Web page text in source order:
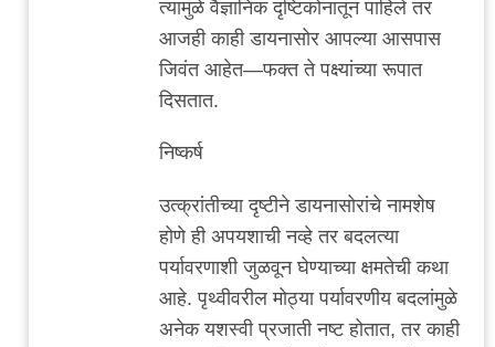
त्यामुळे वैज्ञानिक दृष्टिकोनातून पाहिले तर
आजही काही डायनासोर आपल्या आसपास
जिवंत आहेत—फक्त ते पक्ष्यांच्या रूपात
दिसतात.
निष्कर्ष
उत्क्रांतीच्या दृष्टीने डायनासोरांचे नामशेष
होणे ही अपयशाची नव्हे तर बदलत्या
पर्यावरणाशी जुळवून घेण्याच्या क्षमतेची कथा
आहे. पृथ्वीवरील मोठ्या पर्यावरणीय बदलांमुळे
अनेक यशस्वी प्रजाती नष्ट होतात, तर काही